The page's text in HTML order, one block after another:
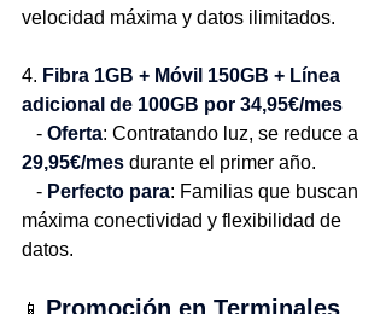
velocidad máxima y datos ilimitados.
4. Fibra 1GB + Móvil 150GB + Línea
adicional de 100GB por 34,95€/mes
   -
Oferta: Contratando luz, se reduce a
29,95€/mes durante el primer año.
   -
Perfecto para: Familias que buscan
máxima conectividad y flexibilidad de
datos.
📱 Promoción en Terminales